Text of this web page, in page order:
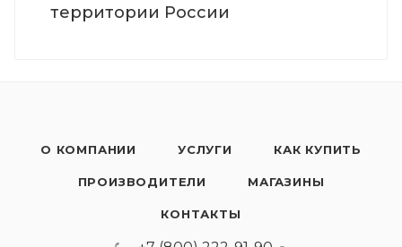
территории России
О КОМПАНИИ УСЛУГИ КАК КУПИТЬ
ПРОИЗВОДИТЕЛИ МАГАЗИНЫ
КОНТАКТЫ